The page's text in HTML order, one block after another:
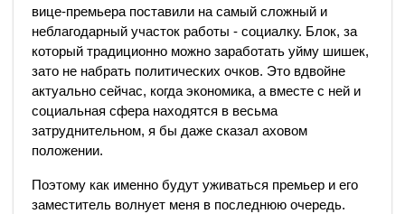
вице-премьера поставили на самый сложный и
неблагодарный участок работы - социалку. Блок, за
который традиционно можно заработать уйму шишек,
зато не набрать политических очков. Это вдвойне
актуально сейчас, когда экономика, а вместе с ней и
социальная сфера находятся в весьма
затруднительном, я бы даже сказал аховом
положении.
Поэтому как именно будут уживаться премьер и его
заместитель волнует меня в последнюю очередь.